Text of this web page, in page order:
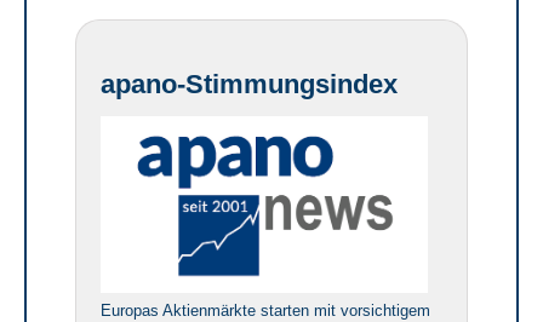
apano-Stimmungsindex
Europas Aktienmärkte starten mit vorsichtigem